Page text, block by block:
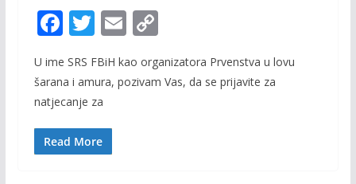
F
e
b
o
o
T
itt
er
E
ai
C
p
U ime SRS FBiH kao organizatora Prvenstva u lovu
šarana i amura, pozivam Vas, da se prijavite za
natjecanje za
Read More